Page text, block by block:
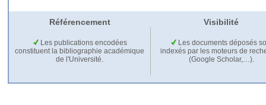
Référencement Visibilité
Les publications encodées
constituent la bibliographie académique
de l'Université.
Les documents déposés
indexés par les moteurs de
(Google Scholar,…).